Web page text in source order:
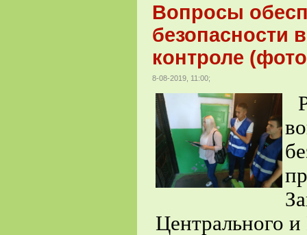
Вопросы
безопасности
контроле
8-08-2019, 11:00;
Центрального